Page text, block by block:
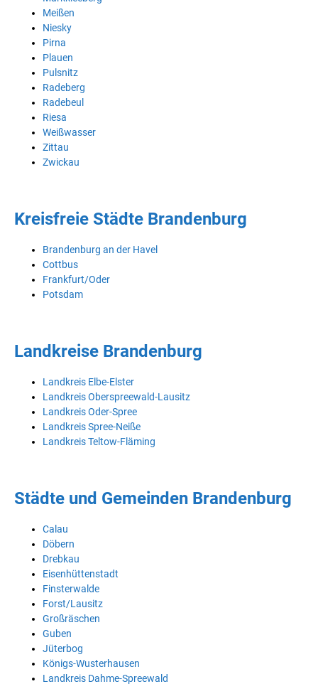
Meißen
Niesky
Pirna
Plauen
Pulsnitz
Radeberg
Radebeul
Riesa
Weißwasser
Zittau
Zwickau
Kreisfreie Städte Brandenburg
Brandenburg an der Havel
Cottbus
Frankfurt/Oder
Potsdam
Landkreise Brandenburg
Landkreis Elbe-Elster
Landkreis Oberspreewald-Lausitz
Landkreis Oder-Spree
Landkreis Spree-Neiße
Landkreis Teltow-Fläming
Städte und Gemeinden Brandenburg
Calau
Döbern
Drebkau
Eisenhüttenstadt
Finsterwalde
Forst/Lausitz
Großräschen
Guben
Jüterbog
Königs-Wusterhausen
Landkreis Dahme-Spreewald